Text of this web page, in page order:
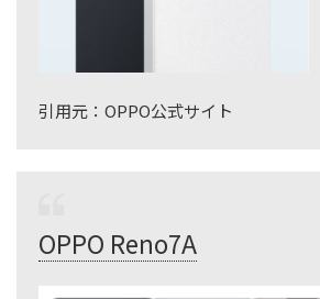
引用元：OPPO公式サイト
OPPO Reno7A